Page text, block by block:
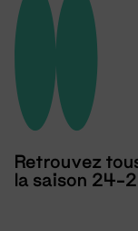
Retrouvez
la saison 24-